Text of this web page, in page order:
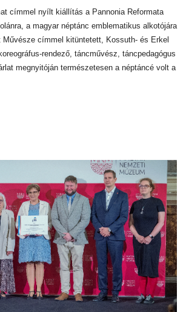
címmel nyílt kiállítás a Pannonia Reformata
a magyar néptánc emblematikus alkotójára
Művésze címmel kitüntetett, Kossuth- és Erkel
rendező, táncművész, táncpedagógus
megnyitóján természetesen a néptáncé volt a